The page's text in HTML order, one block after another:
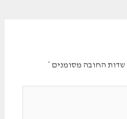
שדות החובה מסומנים *